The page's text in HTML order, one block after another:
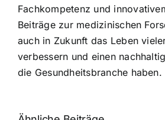
Fachkompetenz und
Beiträge zur medizinischen
auch in Zukunft das Leben
verbessern und einen
die Gesundheitsbranche haben.